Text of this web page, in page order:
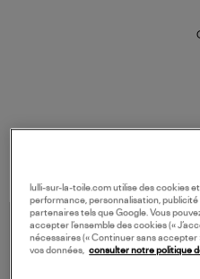
lulli-sur-la-toile.com utilise des cookies
performance, personnalisation,
partenaires tels que Google. Vous
accepter l’ensemble des cookies («
nécessaires (« Continuer sans accepter
vos données, consulter notre politique